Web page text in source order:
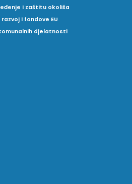
i zaštitu okoliša
i fondove EU
djelatnosti